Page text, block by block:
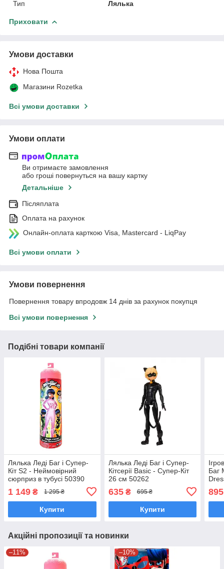
Тип Лялька
Приховати
Умови доставки
Нова Пошта
Магазини Rozetka
Всі умови доставки
Умови оплати
Ви отримаєте замовлення
або гроші повернуться на вашу картку
Детальніше
Післяплата
Оплата на рахунок
Онлайн-оплата карткою Visa, Mastercard - LiqPay
Всі умови оплати
Умови повернення
Повернення товару впродовж 14 днів за рахунок покупця
Всі умови повернення
Подібні товари компанії
Лялька Леді Баг і Супер-
Кіт S2 - Неймовірний
сюрприз в тубусі 50390
1 149 ₴ 1 295 ₴
Купити
Лялька Леді Баг і Супер-
Кітсерії Basic - Супер-Кіт
26 см 50262
635₴ 695 ₴
Купити
Баг
895
Акційні пропозиції та новинки
–11% –10%